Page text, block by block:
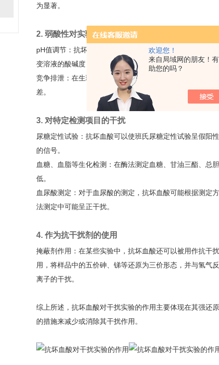
欢迎您！
来自局域网的朋友！
助您的吗？
为显著。
2. 弱酸性对实验的影响
pH值调节 ：抗坏血酸具有一定的酸性，可以影响溶液的
变溶液的酸碱度，从而影响实验结果的准确性。
竞争排泄 ：在生理学和临床检验中，抗坏血酸的弱酸性可
差。
3. 对特定检测项目的干扰
尿糖定性试验 ：抗坏血酸可以使班氏尿糖定性试验呈假阳
的信号。
血糖、血脂等生化检测 ：在酶法测定血糖、甘油三酯、总
低。
血尿酸测定 ：对于血尿酸的测定，抗坏血酸可能根据测定
法测定中可能呈正干扰。
4. 作为抗干扰剂的使用
掩蔽剂作用 ：在某些实验中，抗坏血酸还可以被用作抗
用，将样品中的五价砷、锑等还原为三价形态，并与氢气
离子的干扰。
综上所述，抗坏血酸对干扰实验的作用主要体现在其强还
的措施来减少或消除其干扰作用。